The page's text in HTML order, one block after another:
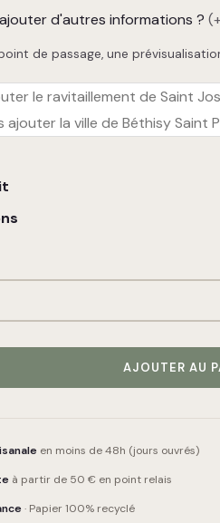
d'autres informations ?
de passage, une
AJOUTER AU
en moins de 48h (jours ouvrés)
à partir de 50 € en point relais
· Papier 100% recyclé